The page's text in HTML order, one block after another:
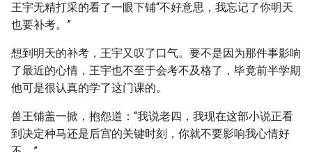
王宇无精打采的看了一眼下铺“不好意思，我忘记了你明天
也要补考。”
想到明天的补考，王宇又叹了口气。要不是因为那件事影响
了最近的心情，王宇也不至于会考不及格了，毕竟前半学期
他可是很认真的学了这门课的。
兽王铺盖一掀，抱怨道：“我说老四，我现在这部小说正看
到决定种马还是后宫的关键时刻，你就不要影响我心情好